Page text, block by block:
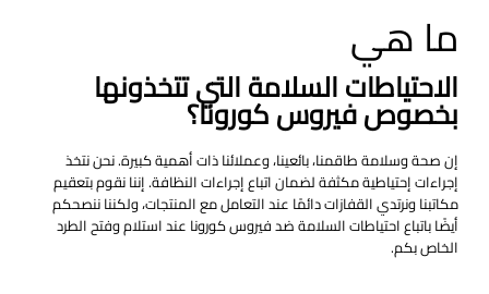
ما هي
الاحتياطات السلامة التي تتخذونها
بخصوص فيروس كورونا؟
إن صحة وسلامة طاقمنا، بائعينا، وعملائنا ذات أهمية كبيرة. نحن نتخذ
إجراءات إحتياطية مكثفة لضمان اتباع إجراءات النظافة. إننا نقوم بتعقيم
مكاتبنا ونرتدي القفازات دائمًا عند التعامل مع المنتجات، ولكننا ننصحكم
أيضًا باتباع احتياطات السلامة ضد فيروس كورونا عند استلام وفتح الطرد
الخاص بكم.